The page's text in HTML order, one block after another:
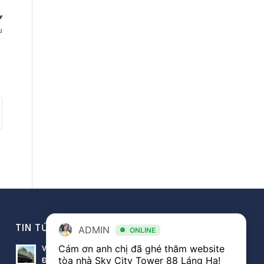
TIN TỨC VĂN PHÒNG
Văn phòng Sky City văn phòng cho thuê nổi bật tại
Đống Đa
ADMIN ONLINE
Cám ơn anh chị đã ghé thăm website
tòa nhà Sky City Tower 88 Láng Hạ!